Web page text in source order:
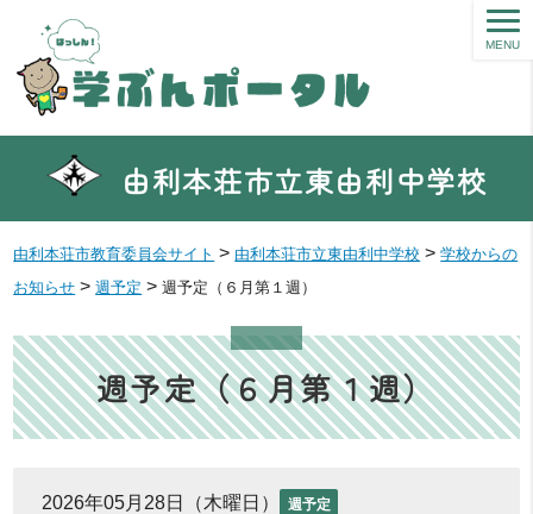
由利本荘市立東由利中学校
MENU
由利本荘市教育委員会サイト > 由利本荘市立東由利中学校 >学校からの
お知らせ >週予定 >週予定（６月第１週）
週予定（６月第１週）
2026年05月28日（木曜日） 週予定